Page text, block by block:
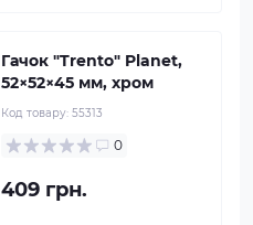
Гачок "Trento" Planet,
52×52×45 мм, хром
Код товару: 55313
0
409 грн.